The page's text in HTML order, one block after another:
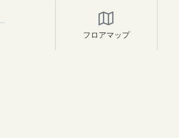
フロアマップ